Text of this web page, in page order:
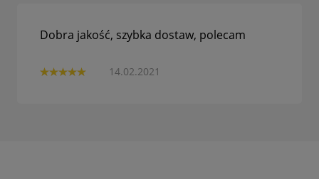
14.02.2021
Dobra jakość, szybka dostaw, polecam